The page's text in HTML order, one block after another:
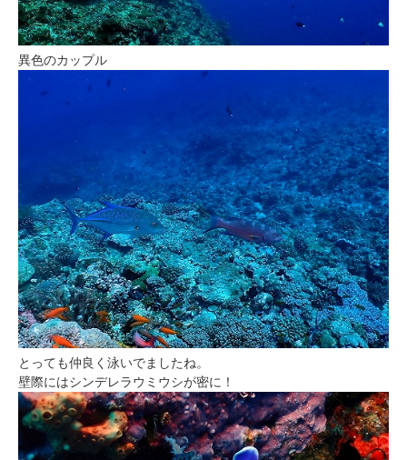
異色のカップル
とっても仲良く泳いでましたね。
壁際にはシンデレラウミウシが密に！